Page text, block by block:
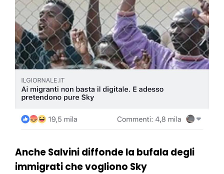
Anche Salvini diffonde la bufala degli
immigrati che vogliono Sky